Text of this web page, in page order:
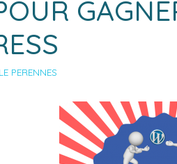
PERENNES